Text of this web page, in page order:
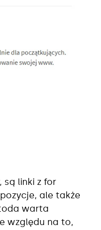
są linki z for
ale także
warta
względu na to,